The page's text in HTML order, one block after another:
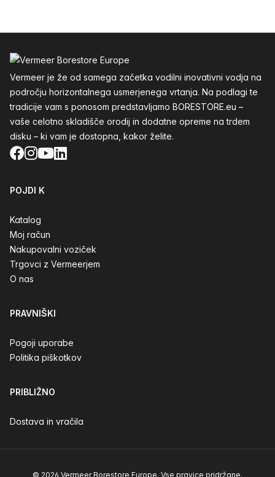
Vermeer je že od samega začetka vodilni inovativni vodja na
področju horizontalnega usmerjenega vrtanja. Na podlagi te
tradicije vam s ponosom predstavljamo BORESTORE.eu –
vaše celotno skladišče orodij in dodatne opreme na trdem
disku – ki vam je dostopna, kakor želite.
Facebook
Instagram
YouTube
LinkedIn
POJDI K
Katalog
Moj račun
Nakupovalni voziček
Trgovci z Vermeerjem
O nas
PRAVNIŠKI
Pogoji uporabe
Politika piškotkov
PRIBLIŽNO
Dostava in vračila
© 2026 Vermeer Borestore Europe. Vse pravice pridržane.